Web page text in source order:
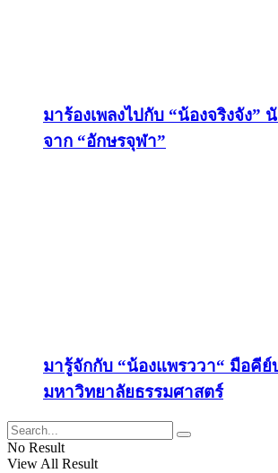
มาร้องเพลงไปกับ “น้องจริงจัง”
จาก “อักษรจุฬา”
มารู้จักกับ “น้องแพรววา“ มือคีย์
มหาวิทยาลัยธรรมศาสตร์
No Result
View All Result